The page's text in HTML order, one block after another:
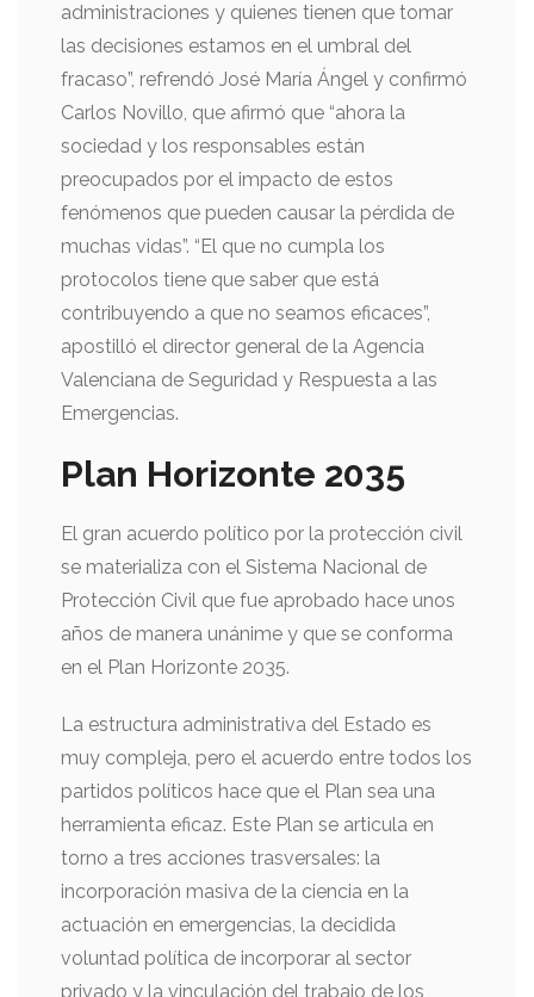
administraciones y quienes tienen que tomar
las decisiones estamos en el umbral del
fracaso”, refrendó José María Ángel y confirmó
Carlos Novillo, que afirmó que “ahora la
sociedad y los responsables están
preocupados por el impacto de estos
fenómenos que pueden causar la pérdida de
muchas vidas”. “El que no cumpla los
protocolos tiene que saber que está
contribuyendo a que no seamos eficaces”,
apostilló el director general de la Agencia
Valenciana de Seguridad y Respuesta a las
Emergencias.
Plan Horizonte 2035
El gran acuerdo político por la protección civil
se materializa con el Sistema Nacional de
Protección Civil que fue aprobado hace unos
años de manera unánime y que se conforma
en el Plan Horizonte 2035.
La estructura administrativa del Estado es
muy compleja, pero el acuerdo entre todos los
partidos políticos hace que el Plan sea una
herramienta eficaz. Este Plan se articula en
torno a tres acciones trasversales: la
incorporación masiva de la ciencia en la
actuación en emergencias, la decidida
voluntad política de incorporar al sector
privado y la vinculación del trabajo de los